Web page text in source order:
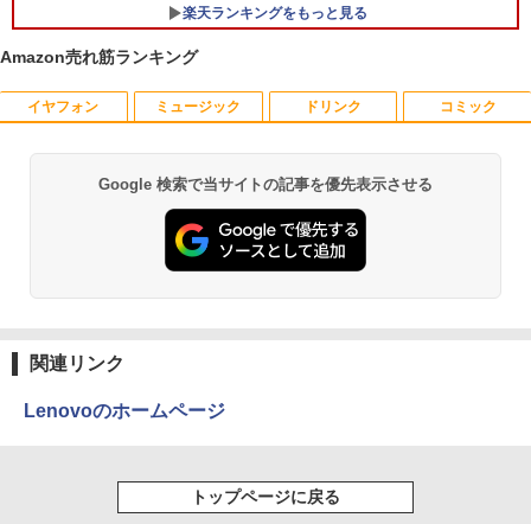
楽天ランキングをもっと見る
1
【高速SSD】送料無料【富士通 ESPRIM
GHz/メモリ:16GB /SSD 256GB & Wind
ows 10 デスクトップ 中古良い WPS Offi
プPC &おまけ付き（中古USB式キーボー
トとマウス） 3ケ月保証
2
第8世代｜HP 中古デスクトップパソコン
可能｜デスクトップ 中古｜中古PC
1
HP Z23i プロフェッショナル液晶モニタ
（フルHD） ノングレア 非光沢 IPSパネ
ル 白色LED バックライト USB2.0 DVI V
￥4,980
g スピーカー内蔵 Type-C/HDMI 接続 PS
1
ふしぎの国のバード 14巻 （ハルタコミ
￥1,034
[ 十夜 ]
Amazon売れ筋ランキング
イヤフォン
Anker Soundcore P40i オフホワイト
￥7,990
Anker Soundcore Liberty 5 ミッドナイトブ
ラック
ミュージック
BRUCE WAYNE feat. Flo Milli, ATL Jacob
[Explicit]
￥250
￥250
On My Road (Stadium ver.)
ドリンク
【Amazon.co.jp限定】 い・ろ・は・す 2L P
ET ラベルレス ×8本
￥1,112
ットル (Smart Basic)
by Amazon 天然水ラベルレス 2L×9本
コミック
薬屋のひとりごと 17巻 (デジタル版ビッグガ
ンガンコミックス)
￥770
￥832
ONE PIECE モノクロ版 115 (ジャンプコミッ
クスDIGITAL)
Google 検索で当サイトの記事を優先表示させる
関連リンク
Lenovoのホームページ
トップページに戻る